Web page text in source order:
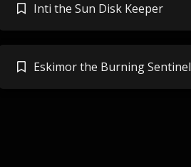
Inti the Sun Disk Keeper
Eskimor the Burning Sentinel